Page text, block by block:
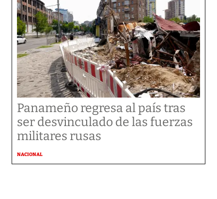
Panameño regresa al país tras
ser desvinculado de las fuerzas
militares rusas
NACIONAL